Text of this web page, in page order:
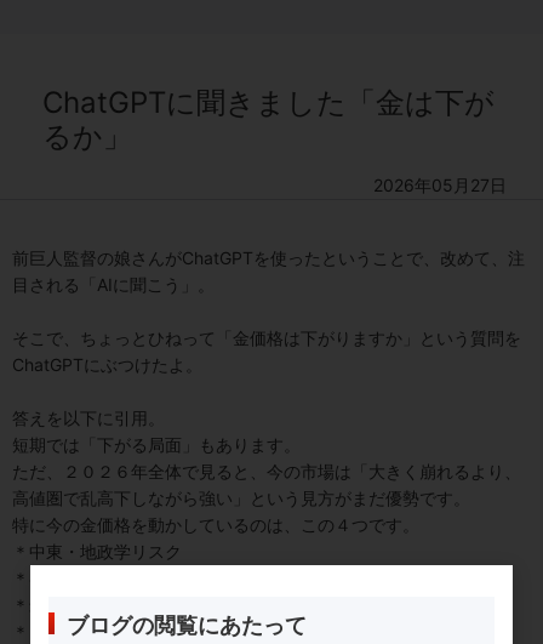
ChatGPTに聞きました「金は下が
るか」
2026年05月27日
前巨人監督の娘さんがChatGPTを使ったということで、改めて、注
目される「AIに聞こう」。
そこで、ちょっとひねって「金価格は下がりますか」という質問を
ChatGPTにぶつけたよ。
答えを以下に引用。
短期では「下がる局面」もあります。
ただ、２０２６年全体で見ると、今の市場は「大きく崩れるより、
高値圏で乱高下しながら強い」という見方がまだ優勢です。
特に今の金価格を動かしているのは、この４つです。
＊中東・地政学リスク
＊各国中央銀行の金買い
＊米国の金利動向
＊ドルの強弱ブログの閲覧にあたって